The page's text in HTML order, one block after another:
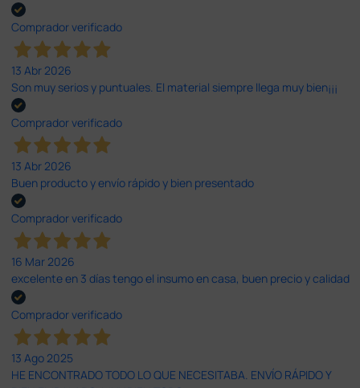
Comprador verificado
13 Abr 2026
Son muy serios y puntuales. El material siempre llega muy bien¡¡¡
Comprador verificado
13 Abr 2026
Buen producto y envío rápido y bien presentado
Comprador verificado
16 Mar 2026
excelente en 3 días tengo el insumo en casa, buen precio y calidad
Comprador verificado
13 Ago 2025
HE ENCONTRADO TODO LO QUE NECESITABA. ENVÍO RÁPIDO Y